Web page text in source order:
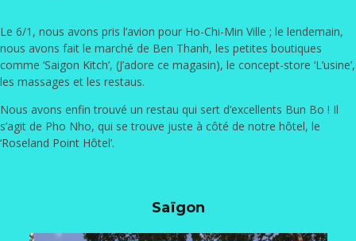
Le 6/1, nous avons pris l’avion pour Ho-Chi-Min Ville ; le lendemain,
nous avons fait le marché de Ben Thanh, les petites boutiques
comme ‘Saigon Kitch’, (J’adore ce magasin), le concept-store ‘L’usine’,
les massages et les restaus.
Nous avons enfin trouvé un restau qui sert d’excellents Bun Bo ! Il
s’agit de Pho Nho, qui se trouve juste à côté de notre hôtel, le
‘Roseland Point Hôtel’.
Saïgon